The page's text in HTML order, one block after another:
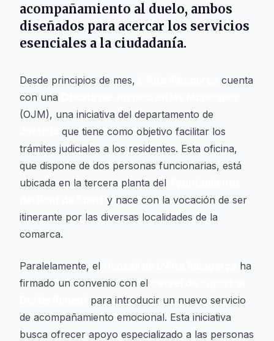
acompañamiento al duelo, ambos
diseñados para acercar los servicios
esenciales a la ciudadanía.
Desde principios de mes,
cuenta
con una
(OJM), una iniciativa del departamento de
que tiene como objetivo facilitar los
trámites judiciales a los residentes. Esta oficina,
que dispone de dos personas funcionarias, está
ubicada en la tercera planta del
y nace con la vocación de ser
itinerante por las diversas localidades de la
comarca.
Paralelamente, el
ha
firmado un convenio con el
para introducir un nuevo servicio
de acompañamiento emocional. Esta iniciativa
busca ofrecer apoyo especializado a las personas